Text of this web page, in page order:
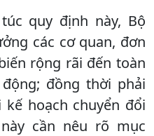
quy định này, Bộ
các cơ quan, đơn
rộng rãi đến toàn
đồng thời phải
hoạch chuyển đổi
cần nêu rõ mục